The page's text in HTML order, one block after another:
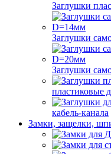
Заглушки
Заглушки
Заглушки
пластиковые
кабель-канала
Замки, защелки,